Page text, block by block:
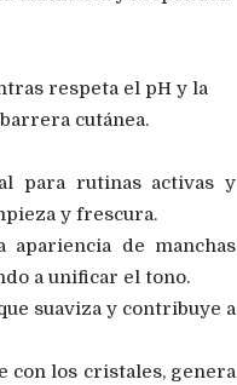
respeta el pH y la
cutánea.
para rutinas activas y
y frescura.
de manchas
a unificar el tono.
suaviza y contribuye a
con los cristales, genera